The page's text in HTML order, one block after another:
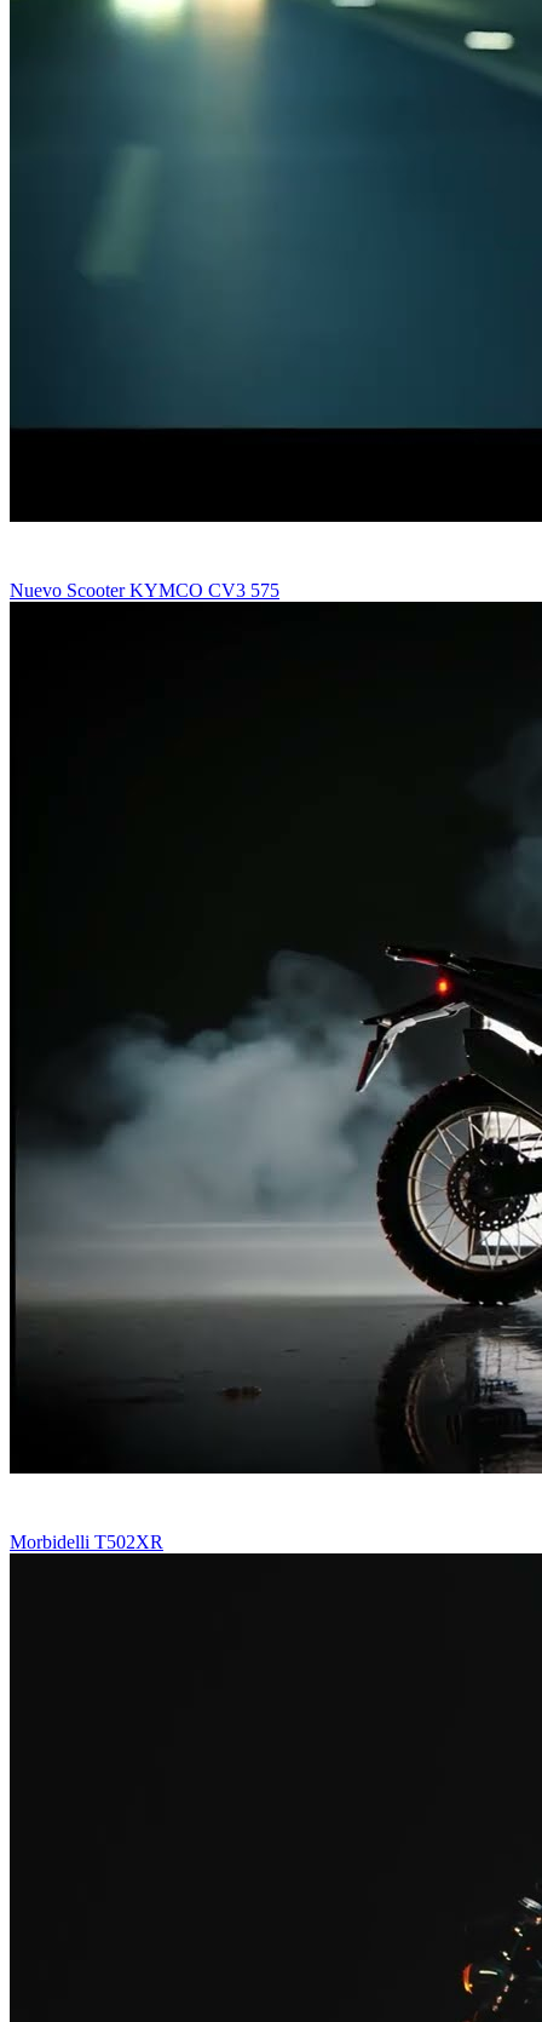
Nuevo Scooter KYMCO CV3 575
Morbidelli T502XR